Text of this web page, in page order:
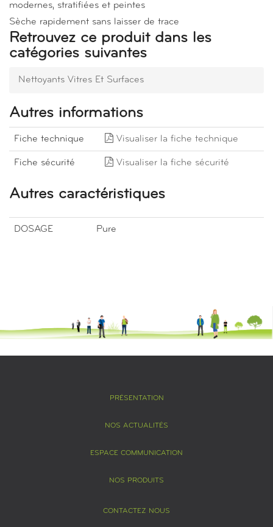
modernes, stratifiées et peintes
Sèche rapidement sans laisser de trace
Retrouvez ce produit dans les
catégories suivantes
Nettoyants Vitres Et Surfaces
Autres informations
Fiche technique Visualiser la fiche technique
Fiche sécurité Visualiser la fiche sécurité
Autres caractéristiques
DOSAGE Pure
PRÉSENTATION
NOS ACTUALITÉS
ESPACE COMMUNICATION
NOS PRODUITS
CONTACTEZ NOUS